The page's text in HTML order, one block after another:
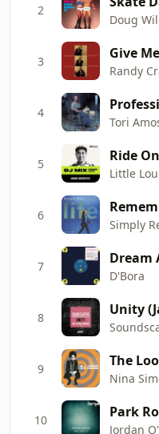
2
Doug
3
Randy
4
Tori
5
Little
6
Simply
7
D'Bora
8 Unity
9
Nina
10 Park
Jordan